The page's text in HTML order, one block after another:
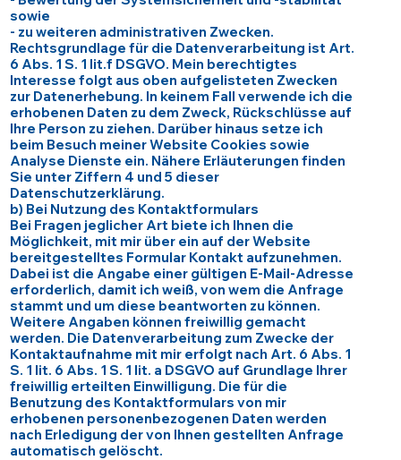
sowie
- zu weiteren administrativen Zwecken.
Rechtsgrundlage für die Datenverarbeitung ist Art.
6 Abs. 1 S. 1 lit.f DSGVO. Mein berechtigtes
Interesse folgt aus oben aufgelisteten Zwecken
zur Datenerhebung. In keinem Fall verwende ich die
erhobenen Daten zu dem Zweck, Rückschlüsse auf
Ihre Person zu ziehen. Darüber hinaus setze ich
beim Besuch meiner Website Cookies sowie
Analyse Dienste ein. Nähere Erläuterungen finden
Sie unter Ziffern 4 und 5 dieser
Datenschutzerklärung.
b) Bei Nutzung des Kontaktformulars
Bei Fragen jeglicher Art biete ich Ihnen die
Möglichkeit, mit mir über ein auf der Website
bereitgestelltes Formular Kontakt aufzunehmen.
Dabei ist die Angabe einer gültigen E-Mail-Adresse
erforderlich, damit ich weiß, von wem die Anfrage
stammt und um diese beantworten zu können.
Weitere Angaben können freiwillig gemacht
werden. Die Datenverarbeitung zum Zwecke der
Kontaktaufnahme mit mir erfolgt nach Art. 6 Abs. 1
S. 1 lit. 6 Abs. 1 S. 1 lit. a DSGVO auf Grundlage Ihrer
freiwillig erteilten Einwilligung. Die für die
Benutzung des Kontaktformulars von mir
erhobenen personenbezogenen Daten werden
nach Erledigung der von Ihnen gestellten Anfrage
automatisch gelöscht.